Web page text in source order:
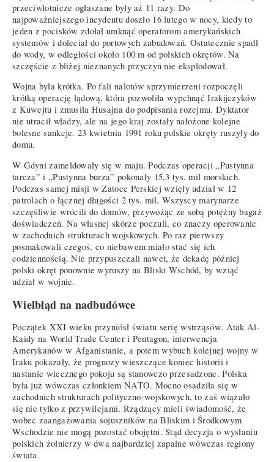
przeciwlotnicze ogłaszane były aż 11 razy. Do
najpoważniejszego incydentu doszło 16 lutego w nocy, kiedy to
jeden z pocisków zdołał umknąć operatorom amerykańskich
systemów i doleciał do portowych zabudowań. Ostatecznie spadł
do wody, w odległości około 100 m od polskich okrętów. Na
szczęście z bliżej nieznanych przyczyn nie eksplodował.
Wojna była krótka. Po fali nalotów sprzymierzeni rozpoczęli
krótką operację lądową, która pozwoliła wypchnąć Irakijczyków
z Kuwejtu i zmusiła Husajna do podpisania rozejmu. Dyktator
nie utracił władzy, ale na jego kraj zostały nałożone kolejne
bolesne sankcje. 23 kwietnia 1991 roku polskie okręty ruszyły do
domu.
W Gdyni zameldowały się w maju. Podczas operacji „Pustynna
tarcza” i „Pustynna burza” pokonały 15,3 tys. mil morskich.
Podczas samej misji w Zatoce Perskiej wzięły udział w 12
patrolach o łącznej długości 2 tys. mil. Wszyscy marynarze
szczęśliwie wrócili do domów, przywożąc ze sobą potężny bagaż
doświadczeń. Na własnej skórze poczuli, co znaczy operowanie
w zachodnich strukturach wojskowych. Po raz pierwszy
posmakowali czegoś, co niebawem miało stać się ich
codziennością. Nie przypuszczali nawet, że dekadę później
polski okręt ponownie wyruszy na Bliski Wschód, by wziąć
udział w wojnie.
Wielbłąd na nadbudówce
Początek XXI wieku przyniósł światu serię wstrząsów. Atak Al-
Kaidy na World Trade Center i Pentagon, interwencja
Amerykanów w Afganistanie, a potem wybuch kolejnej wojny w
Iraku pokazały, że prognozy wieszczące koniec historii i
nastanie wiecznego pokoju są stanowczo przesadzone. Polska
była już wówczas członkiem NATO. Mocno osadziła się w
zachodnich strukturach polityczno-wojskowych, to zaś wiązało
się nie tylko z przywilejami. Rządzący mieli świadomość, że
wobec zaangażowania sojuszników na Bliskim i Środkowym
Wschodzie nie mogą pozostać obojętni. Stąd decyzja o wysłaniu
polskich żołnierzy w dwa najbardziej zapalne wówczas regiony
świata.